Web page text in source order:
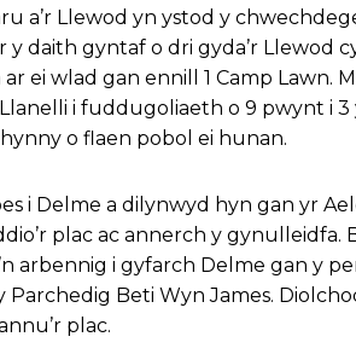
a’r Llewod yn ystod y
daith gyntaf o dri gyda’r Llewod
ei wlad gan ennill 1 Camp Lawn.
i fuddugoliaeth o 9 pwynt i
o flaen pobol ei hunan.
i Delme a dilynwyd hyn gan yr
plac ac annerch y gynulleidfa.
arbennig i gyfarch Delme gan y
Beti Wyn James.
plac.